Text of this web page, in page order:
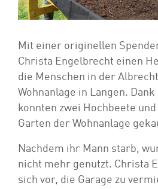
Mit einer originellen
Christa Engelbrecht einen
die Menschen in der
Wohnanlage in Langen.
konnten zwei Hochbeete
Garten der Wohnanlage
Nachdem ihr Mann starb,
nicht mehr genutzt. Christa
sich vor, die Garage zu